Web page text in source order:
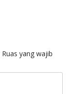
Ruas yang wajib